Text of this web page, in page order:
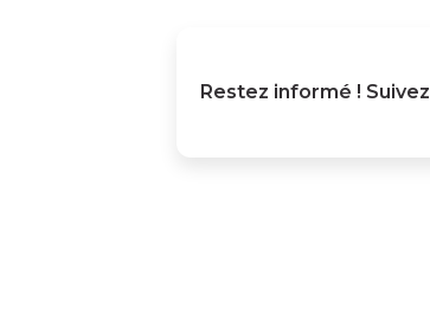
Restez informé ! Suivez